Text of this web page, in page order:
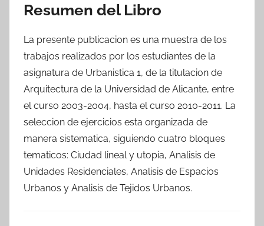
Resumen del Libro
La presente publicacion es una muestra de los
trabajos realizados por los estudiantes de la
asignatura de Urbanistica 1, de la titulacion de
Arquitectura de la Universidad de Alicante, entre
el curso 2003-2004, hasta el curso 2010-2011. La
seleccion de ejercicios esta organizada de
manera sistematica, siguiendo cuatro bloques
tematicos: Ciudad lineal y utopia, Analisis de
Unidades Residenciales, Analisis de Espacios
Urbanos y Analisis de Tejidos Urbanos.